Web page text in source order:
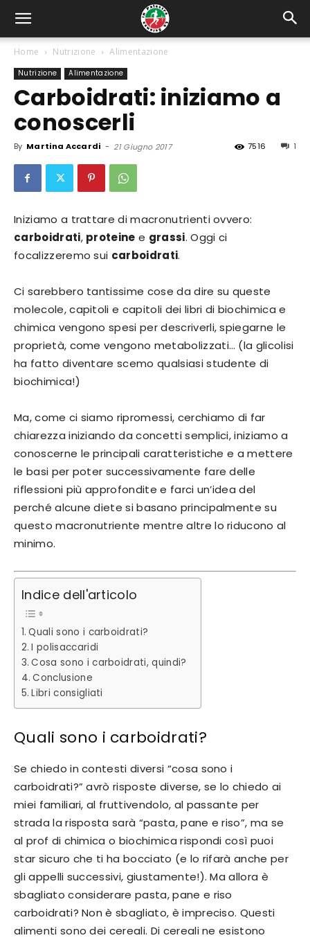
Home Nutrizione Alimentazione
Nutrizione Alimentazione
Carboidrati: iniziamo a
conoscerli
By Martina Accardi - 21 Giugno 2017 1
7516
Iniziamo a trattare di macronutrienti ovvero:
carboidrati, proteine e grassi. Oggi ci
focalizzeremo sui carboidrati.
Ci sarebbero tantissime cose da dire su queste
molecole, capitoli e capitoli dei libri di biochimica e
chimica vengono spesi per descriverli, spiegarne le
proprietà, come vengono metabolizzati… (la glicolisi
ha fatto diventare scemo qualsiasi studente di
biochimica!)
Ma, come ci siamo ripromessi, cerchiamo di far
chiarezza iniziando da concetti semplici, iniziamo a
conoscerne le principali caratteristiche e a mettere
le basi per poter successivamente fare delle
riflessioni più approfondite e farci un’idea del
perché alcune diete si basano principalmente su
questo macronutriente mentre altre lo riducono al
minimo.
Indice dell'articolo
Quali sono i carboidrati?
I polisaccaridi
Cosa sono i carboidrati, quindi?
Conclusione
Libri consigliati
Quali sono i carboidrati?
Se chiedo in contesti diversi “cosa sono i
carboidrati?” avrò risposte diverse, se lo chiedo ai
miei familiari, al fruttivendolo, al passante per
strada la risposta sarà “pasta, pane e riso”, ma se
al prof di chimica o biochimica rispondi così puoi
star sicuro che ti ha bocciato (e lo rifarà anche per
gli appelli successivi, giustamente!). Ma allora è
sbagliato considerare pasta, pane e riso
carboidrati? Non è sbagliato, è impreciso. Questi
alimenti sono dei cereali. Di cereali ne esistono